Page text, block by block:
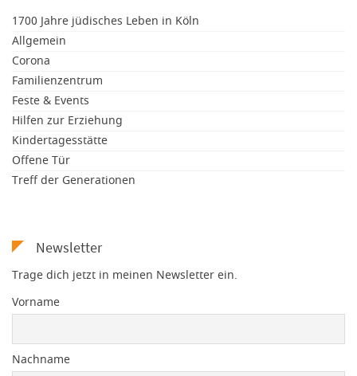
1700 Jahre jüdisches Leben in Köln
Allgemein
Corona
Familienzentrum
Feste & Events
Hilfen zur Erziehung
Kindertagesstätte
Offene Tür
Treff der Generationen
Newsletter
Trage dich jetzt in meinen Newsletter ein.
Vorname
Nachname